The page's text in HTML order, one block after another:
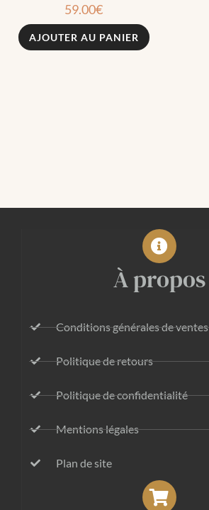
59.00€
AJOUTER AU PANIER
À propos
Conditions générales de ventes
Politique de retours
Politique de confidentialité
Mentions légales
Plan de site